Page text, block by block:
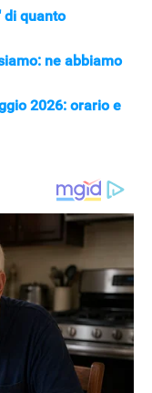
di quanto
ne abbiamo
2026: orario e